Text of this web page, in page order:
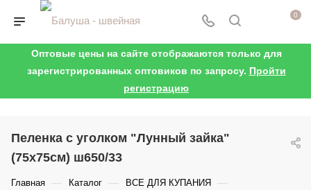
0
Оптовые цены на сайте отображаются только для
зарегистрированных оптовиков по запросу. Пройти
регистрацию
Пеленка с уголком "Лунный зайка"
(75х75см) ш650/33
Главная — Каталог — ВСЕ ДЛЯ КУПАНИЯ —